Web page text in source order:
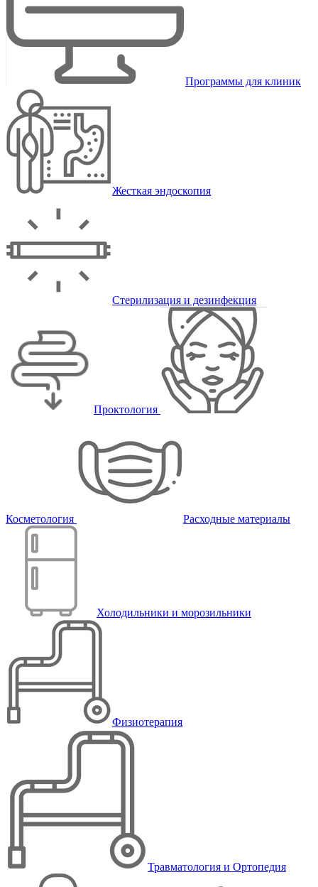
Программы для клиник
Жесткая эндоскопия
Стерилизация и дезинфекция
Проктология
Косметология Расходные материалы
Холодильники и морозильники
Физиотерапия
Травматология и Ортопедия